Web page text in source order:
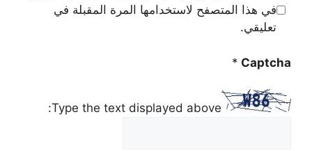
في هذا المتصفح لاستخدامها المرة المقبلة في
تعليقي.
Captcha
*
Type the text displayed above: